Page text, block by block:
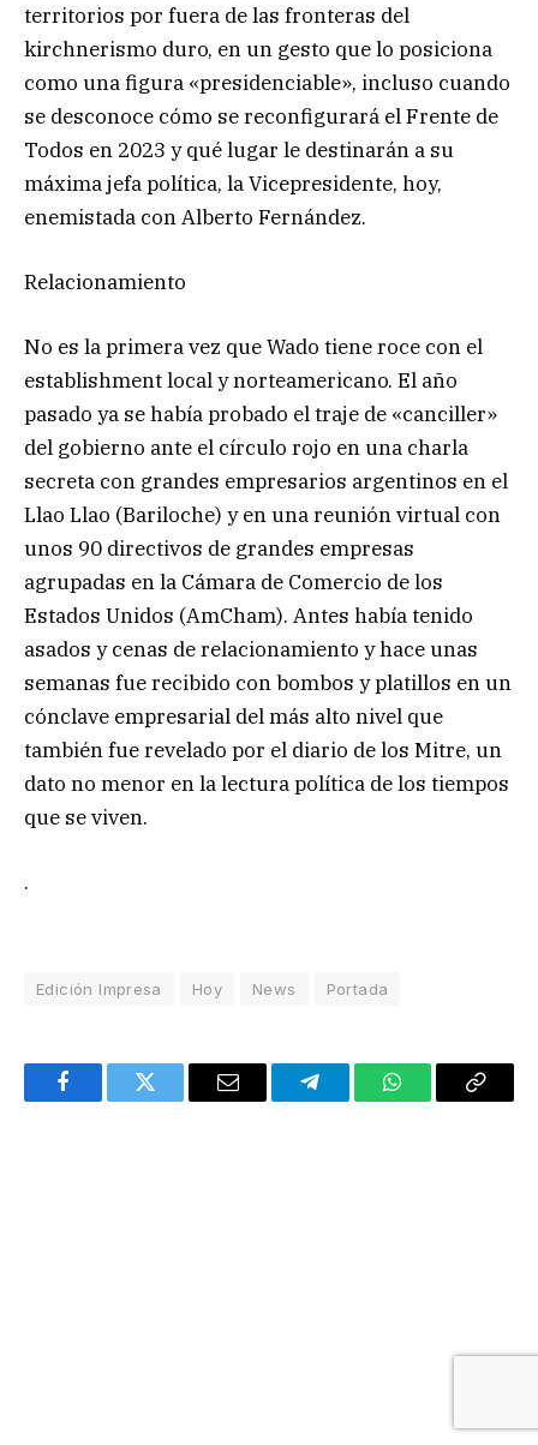
territorios por fuera de las fronteras del
kirchnerismo duro, en un gesto que lo posiciona
como una figura «presidenciable», incluso cuando
se desconoce cómo se reconfigurará el Frente de
Todos en 2023 y qué lugar le destinarán a su
máxima jefa política, la Vicepresidente, hoy,
enemistada con Alberto Fernández.
Relacionamiento
No es la primera vez que Wado tiene roce con el
establishment local y norteamericano. El año
pasado ya se había probado el traje de «canciller»
del gobierno ante el círculo rojo en una charla
secreta con grandes empresarios argentinos en el
Llao Llao (Bariloche) y en una reunión virtual con
unos 90 directivos de grandes empresas
agrupadas en la Cámara de Comercio de los
Estados Unidos (AmCham). Antes había tenido
asados y cenas de relacionamiento y hace unas
semanas fue recibido con bombos y platillos en un
cónclave empresarial del más alto nivel que
también fue revelado por el diario de los Mitre, un
dato no menor en la lectura política de los tiempos
que se viven.
.
Edición Impresa Hoy News Portada
FacebookTwitter Email TelegramWhatsAppCopy